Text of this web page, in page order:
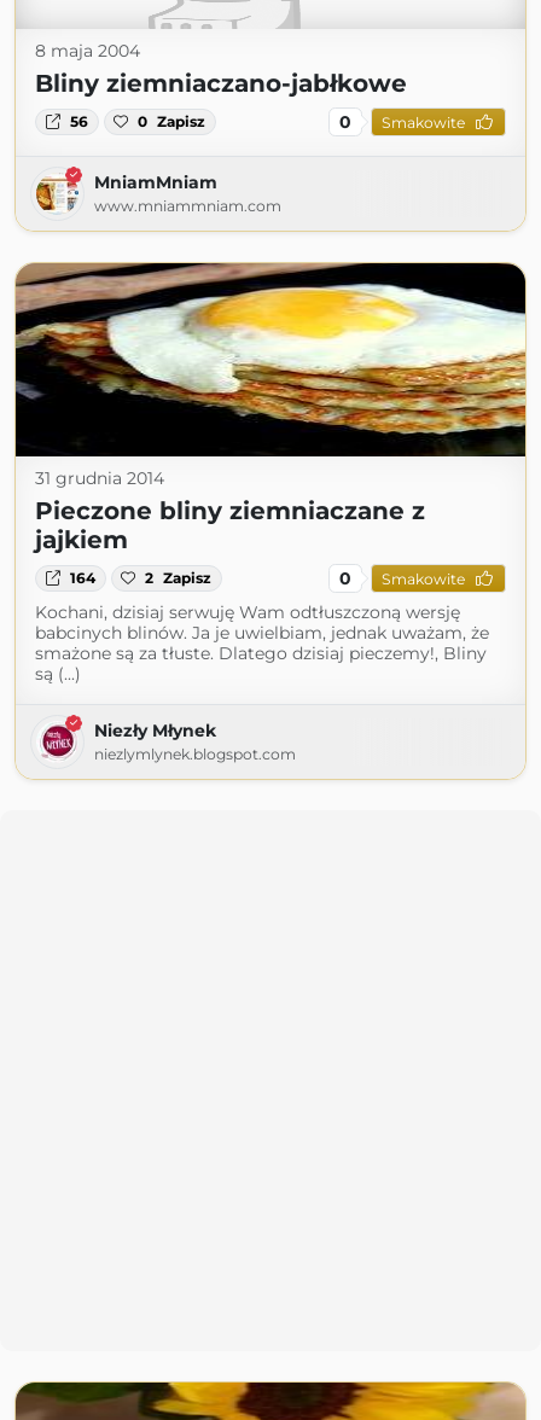
8 maja 2004
Bliny ziemniaczano-jabłkowe
56 0 Zapisz 0 Smakowite
MniamMniam
www.mniammniam.com
31 grudnia 2014
Pieczone bliny ziemniaczane z
jajkiem
164 2 Zapisz 0 Smakowite
Kochani, dzisiaj serwuję Wam odtłuszczoną wersję
babcinych blinów. Ja je uwielbiam, jednak uważam, że
smażone są za tłuste. Dlatego dzisiaj pieczemy!, Bliny
są (...)
Niezły Młynek
niezlymlynek.blogspot.com